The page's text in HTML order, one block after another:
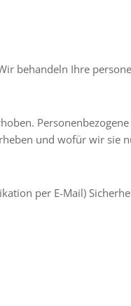
behandeln Ihre
und wofür wir sie
per E-Mail)